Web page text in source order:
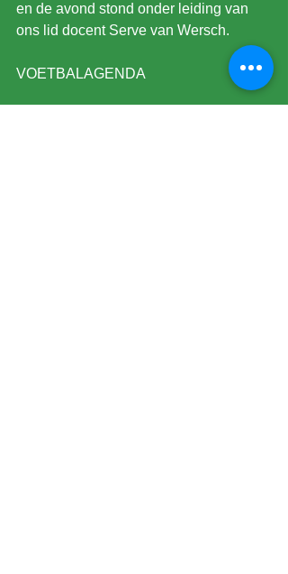
en de avond stond onder leiding van
ons lid docent Serve van Wersch.
VOETBALAGENDA